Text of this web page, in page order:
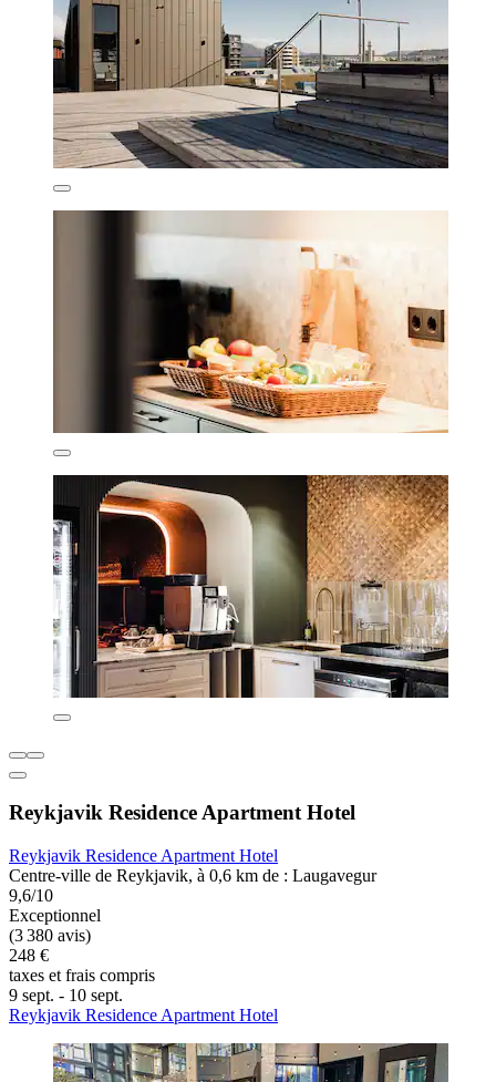
Reykjavik Residence Apartment Hotel
Reykjavik Residence Apartment Hotel
Centre-ville de Reykjavik, à 0,6 km de : Laugavegur
9,6/10
Exceptionnel
(3 380 avis)
248 €
taxes et frais compris
9 sept. - 10 sept.
Reykjavik Residence Apartment Hotel